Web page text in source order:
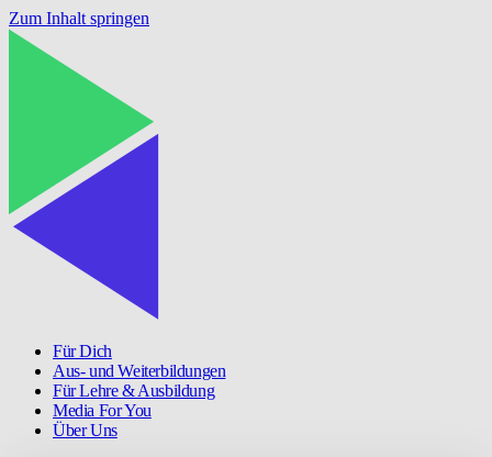
Zum Inhalt springen
Für Dich
Aus- und Weiterbildungen
Für Lehre & Ausbildung
Media For You
Über Uns